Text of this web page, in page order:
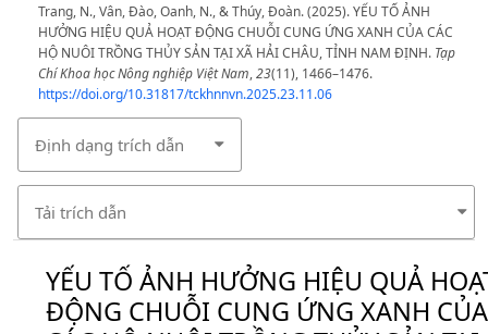
Trang, N., Vân, Đào, Oanh, N., & Thúy, Đoàn. (2025). YẾU TỐ ẢNH
HƯỞNG HIỆU QUẢ HOẠT ĐỘNG CHUỖI CUNG ỨNG XANH CỦA CÁC
HỘ NUÔI TRỒNG THỦY SẢN TẠI XÃ HẢI CHÂU, TỈNH NAM ĐỊNH. Tạp
Chí Khoa học Nông nghiệp Việt Nam,23(11), 1466–1476.
https://doi.org/10.31817/tckhnnvn.2025.23.11.06
Định dạng trích dẫn
Tải trích dẫn
YẾU TỐ ẢNH HƯỞNG HIỆU QUẢ
ĐỘNG CHUỖI CUNG ỨNG XANH CỦA